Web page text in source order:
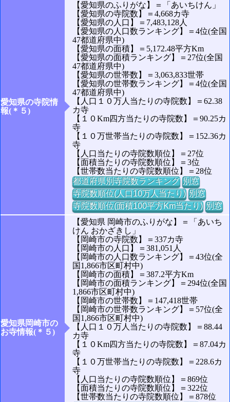
愛知県の寺院情
報(＊５)
【愛知県のふりがな】＝「あいちけん」
【愛知県の寺院数】＝4,668カ寺
【愛知県の人口】＝7,483,128人
【愛知県の人口数ランキング】＝4位(全国
47都道府県中)
【愛知県の面積】＝5,172.48平方Km
【愛知県の面積ランキング】＝27位(全国
47都道府県中)
【愛知県の世帯数】＝3,063,833世帯
【愛知県の世帯数ランキング】＝4位(全国
47都道府県中)
【人口１０万人当たりの寺院数】＝62.38
カ寺
【１０Km四方当たりの寺院数】＝90.25カ
寺
【１０万世帯当たりの寺院数】＝152.36カ
寺
【人口当たりの寺院数順位】＝27位
【面積当たりの寺院数順位】＝3位
【世帯数当たりの寺院数順位】＝28位
都道府県別寺院数ランキング 別窓
寺院数順位(人口10万人当たり) 別窓
寺院数順位(面積100平方Km当たり) 別窓
愛知県岡崎市の
お寺情報(＊５)
【愛知県 岡崎市のふりがな】＝「あいち
けん おかざきし」
【岡崎市の寺院数】＝337カ寺
【岡崎市の人口】＝381,051人
【岡崎市の人口数ランキング】＝43位(全
国1,866市区町村中)
【岡崎市の面積】＝387.2平方Km
【岡崎市の面積ランキング】＝294位(全国
1,866市区町村中)
【岡崎市の世帯数】＝147,418世帯
【岡崎市の世帯数ランキング】＝57位(全
国1,866市区町村中)
【人口１０万人当たりの寺院数】＝88.44
カ寺
【１０Km四方当たりの寺院数】＝87.04カ
寺
【１０万世帯当たりの寺院数】＝228.6カ
寺
【人口当たりの寺院数順位】＝869位
【面積当たりの寺院数順位】＝322位
【世帯数当たりの寺院数順位】＝878位